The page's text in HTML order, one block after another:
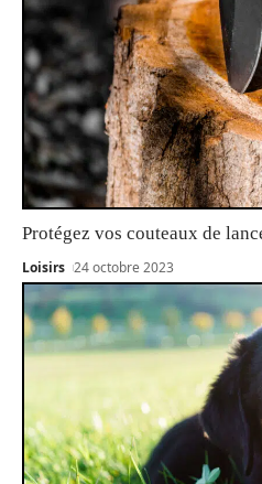
Protégez vos couteaux de
Loisirs 24 octobre 2023